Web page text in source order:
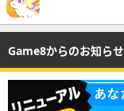
Game8からのお知らせ